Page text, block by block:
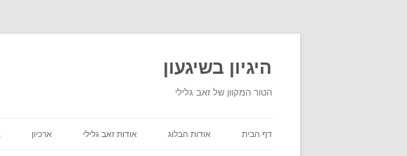
היגיון בשיגעון
הטור המקוון של זאב גלילי
דף הבית אודות הבלוג אודות זאב גלילי ארכיון